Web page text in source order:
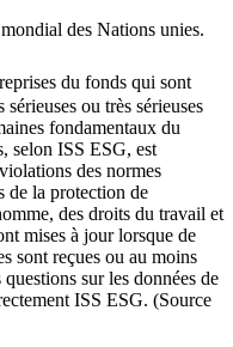
des Nations unies.
du fonds qui sont
ou très sérieuses
fondamentaux du
selon ISS ESG, est
des normes
de la protection de
des droits du travail et
mises à jour lorsque de
sont reçues ou au moins
sur les données de
ISS ESG. (Source